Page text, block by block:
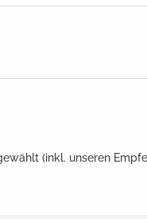
(inkl. unseren